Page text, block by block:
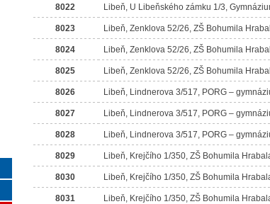
8022 Libeň, U Libeňského zámku 1/3,
8023 Libeň, Zenklova 52/26, ZŠ Bohumila
8024 Libeň, Zenklova 52/26, ZŠ Bohumila
8025 Libeň, Zenklova 52/26, ZŠ Bohumila
8026 Libeň, Lindnerova 3/517, PORG –
8027 Libeň, Lindnerova 3/517, PORG –
8028 Libeň, Lindnerova 3/517, PORG –
8029 Libeň, Krejčího 1/350, ZŠ Bohumila
8030 Libeň, Krejčího 1/350, ZŠ Bohumila
8031 Libeň, Krejčího 1/350, ZŠ Bohumila